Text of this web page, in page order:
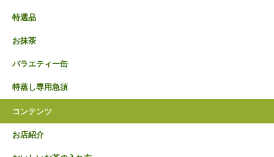
特選品
お抹茶
バラエティー缶
特蒸し専用急須
コンテンツ
お店紹介